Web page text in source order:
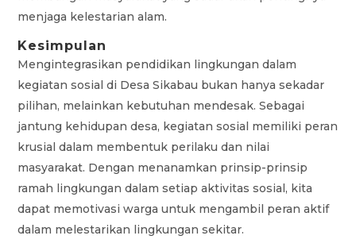
menjaga kelestarian alam.
Kesimpulan
Mengintegrasikan pendidikan lingkungan dalam
kegiatan sosial di Desa Sikabau bukan hanya sekadar
pilihan, melainkan kebutuhan mendesak. Sebagai
jantung kehidupan desa, kegiatan sosial memiliki peran
krusial dalam membentuk perilaku dan nilai
masyarakat. Dengan menanamkan prinsip-prinsip
ramah lingkungan dalam setiap aktivitas sosial, kita
dapat memotivasi warga untuk mengambil peran aktif
dalam melestarikan lingkungan sekitar.